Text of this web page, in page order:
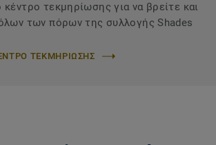
κέντρο τεκμηρίωσης για να βρείτε και
των πόρων της συλλογής Shades
ΤΕΚΜΗΡΙΩΣΗΣ